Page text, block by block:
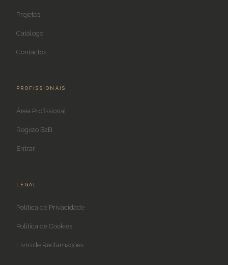
Projetos
Catálogo
Contactos
PROFISSIONAIS
Área Profissional
Registo B2B
Entrar
LEGAL
Política de Privacidade
Política de Cookies
Livro de Reclamações